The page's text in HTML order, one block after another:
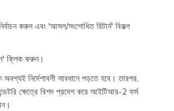
করুন এবং 'আসল/সংশোধিত রিটার্ন' বিকল্প
ক্লিক করুন।
নির্দেশাবলী সাবধানে পড়তে হবে। তারপর,
ক্ষেত্রে বিশদ প্রবেশ করে আইটিআর-2 ফর্ম